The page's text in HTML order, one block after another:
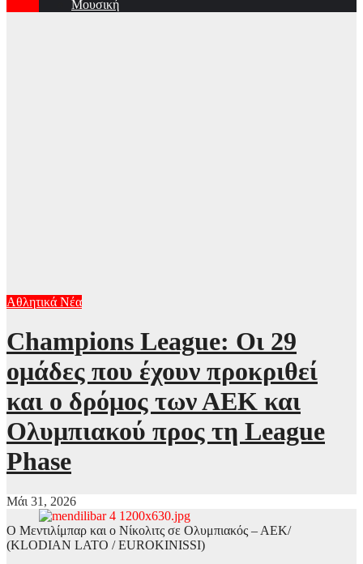
Μουσική
Αθλητικά Νέα
Champions League: Οι 29
ομάδες που έχουν προκριθεί
και ο δρόμος των ΑΕΚ και
Ολυμπιακού προς τη League
Phase
Μάι 31, 2026
Ο Μεντιλίμπαρ και ο Νίκολιτς σε Ολυμπιακός – ΑΕΚ/
(KLODIAN LATO / EUROKINISSI)